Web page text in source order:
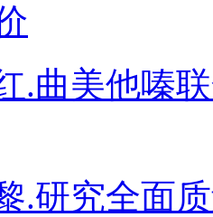
.曲美他嗪
.研究全面